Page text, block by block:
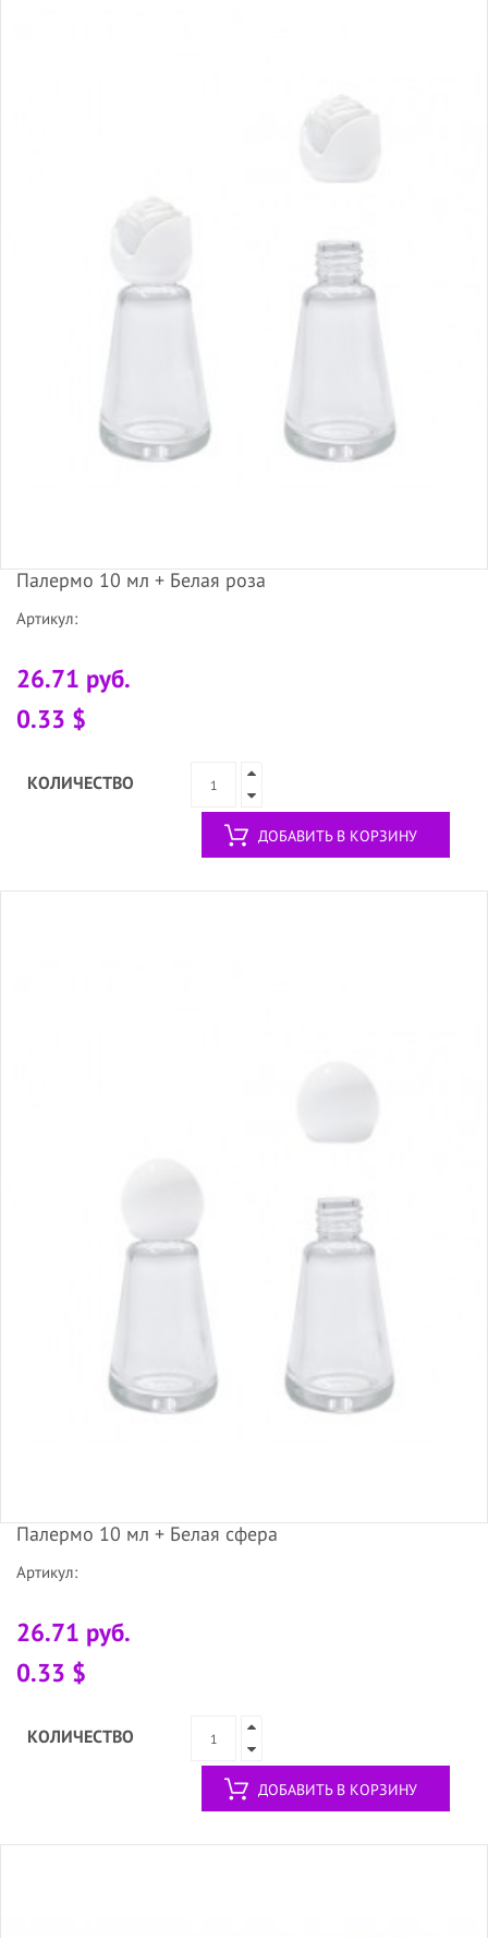
Палермо 10 мл + Белая роза
Артикул:
26.71 руб.
0.33 $
КОЛИЧЕСТВО
ДОБАВИТЬ В КОРЗИНУ
Палермо 10 мл + Белая сфера
Артикул:
26.71 руб.
0.33 $
КОЛИЧЕСТВО
ДОБАВИТЬ В КОРЗИНУ